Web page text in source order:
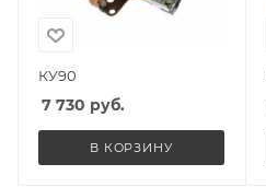
КУ90
7 730 руб.
В КОРЗИНУ